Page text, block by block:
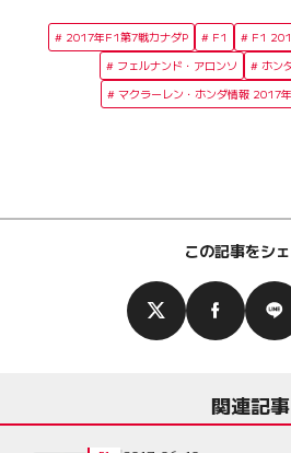
2017年F1第7戦カナダP F1 F1
フェルナンド・アロンソ
ホン
マクラーレン・ホンダ情報 2017
この記事をシ
関連記事